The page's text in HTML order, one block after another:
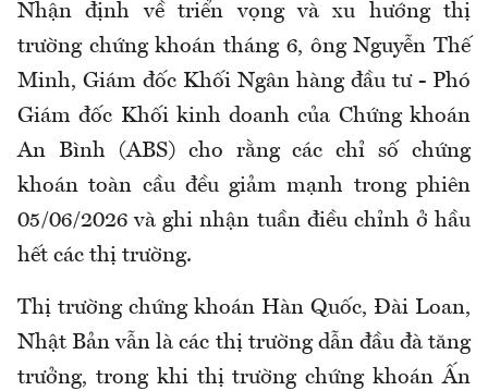
Nhận định về triển vọng và xu hướng thị
trường chứng khoán tháng 6, ông Nguyễn Thế
Minh, Giám đốc Khối Ngân hàng đầu tư - Phó
Giám đốc Khối kinh doanh của Chứng khoán
An Bình (ABS) cho rằng các chỉ số chứng
khoán toàn cầu đều giảm mạnh trong phiên
05/06/2026 và ghi nhận tuần điều chỉnh ở hầu
hết các thị trường.
Thị trường chứng khoán Hàn Quốc, Đài Loan,
Nhật Bản vẫn là các thị trường dẫn đầu đà tăng
trưởng, trong khi thị trường chứng khoán Ấn